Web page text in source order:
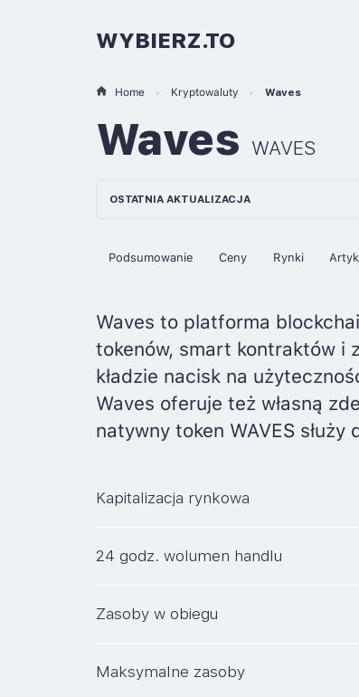
WYBIERZ.TO
Home Kryptowaluty Waves
Waves WAVES
OSTATNIA AKTUALIZACJA
Podsumowanie Ceny Rynki
Waves to platforma
tokenów, smart kontraktów i
kładzie nacisk na
Waves oferuje też własną
natywny token WAVES służy
Kapitalizacja rynkowa
24 godz. wolumen handlu
Zasoby w obiegu
Maksymalne zasoby